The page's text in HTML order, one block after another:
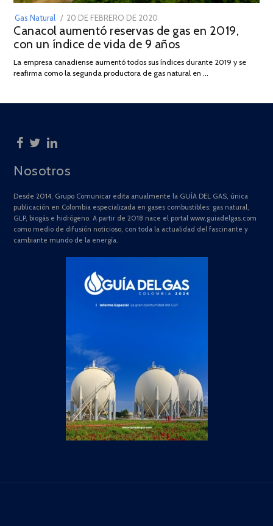
Gas Natural
POSTED
ON
20 DE FEBRERO DE 2020
DE
JULIO
2025
Canacol aumentó reservas de gas en 2019,
con un índice de vida de 9 años
La empresa canadiense aumentó todos sus índices durante 2019 y se
reafirma como la segunda productora de gas natural en …
Nosotros
Desde 2014, Grupo Comunicar edita anualmente la GUÍA DEL GAS, única
publicación en Colombia especializada en gases combustibles: gas natural,
GLP, biogás e hidrógeno. A partir de 2018 nace el portal www.guiadelgas.com
como medio de difusión noticioso, con toda la actualidad del fascinante y
cambiante mundo de la energía.